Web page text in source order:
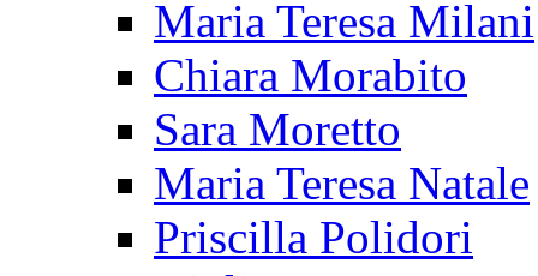
Maria Teresa Milani
Chiara Morabito
Sara Moretto
Maria Teresa Natale
Priscilla Polidori